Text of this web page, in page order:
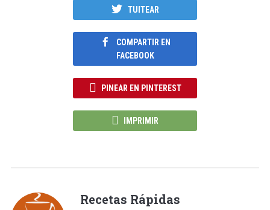
TUITEAR
COMPARTIR EN
FACEBOOK
PINEAR EN PINTEREST
IMPRIMIR
Recetas Rápidas